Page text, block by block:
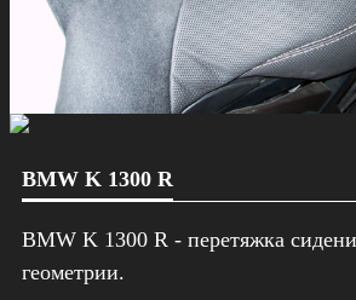
BMW K 1300 R
BMW K 1300 R - перетяжка
геометрии.